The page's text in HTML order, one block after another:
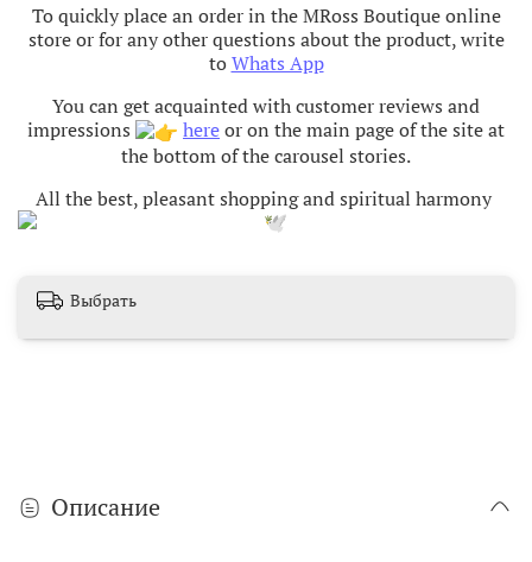
To quickly place an order in the MRoss Boutique online
store or for any other questions about the product, write
to Whats App
You can get acquainted with customer reviews and
impressions
hereor on the main page of the site at
the bottom of the carousel stories.
All the best, pleasant shopping and spiritual harmony
Выбрать
Описание